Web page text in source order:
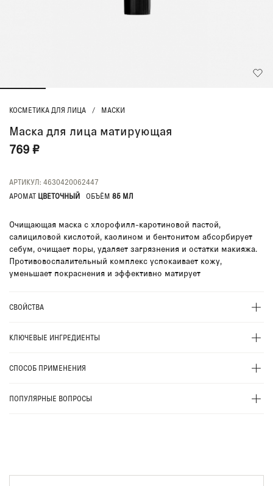
КОСМЕТИКА ДЛЯ ЛИЦА / МАСКИ
Маска для лица матирующая
769 ₽
АРТИКУЛ: 4630420062447
АРОМАТ ЦВЕТОЧНЫЙ ОБЪЁМ 85 МЛ
Очищающая маска с хлорофилл-каротиновой пастой,
салициловой кислотой, каолином и бентонитом абсорбирует
себум, очищает поры, удаляет загрязнения и остатки макияжа.
Противовоспалительный комплекс успокаивает кожу,
уменьшает покраснения и эффективно матирует
СВОЙСТВА
КЛЮЧЕВЫЕ ИНГРЕДИЕНТЫ
СПОСОБ ПРИМЕНЕНИЯ
ПОПУЛЯРНЫЕ ВОПРОСЫ